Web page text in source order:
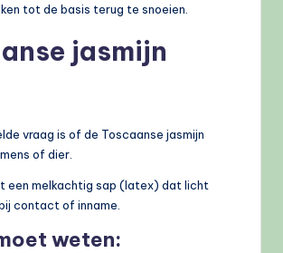
tot de basis terug te snoeien.
jasmijn
vraag is of de Toscaanse jasmijn
of dier.
een melkachtig sap (latex) dat licht
contact of inname.
weten: